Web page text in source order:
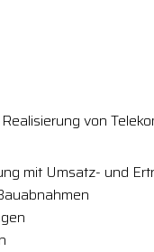
von
mit Umsatz- und